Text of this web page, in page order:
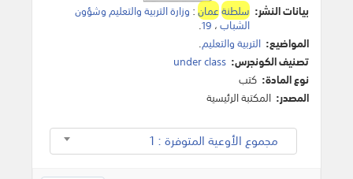
بيانات النشر: سلطنةعمان: وزارة التربية والتعليم وشؤون
الشباب،19
.
المواضيع: التربية والتعليم.
تصنيف الكونجرس: under class
نوع المادة: كتب
المصدر: المكتبة الرئيسية
مجموع الأوعية المتوفرة : 1